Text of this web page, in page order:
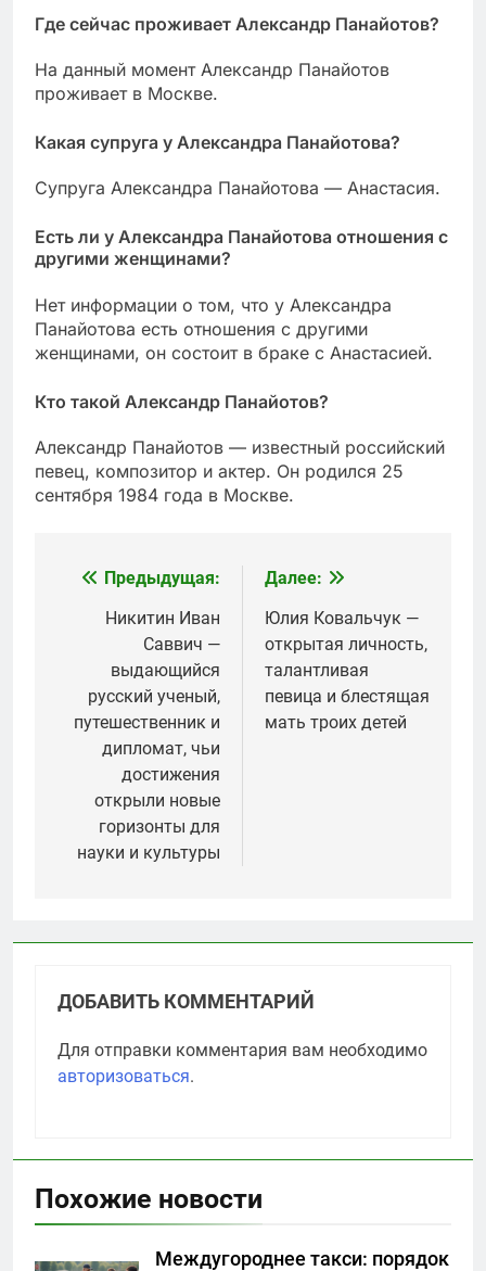
Где сейчас проживает Александр Панайотов?
На данный момент Александр Панайотов
проживает в Москве.
Какая супруга у Александра Панайотова?
Супруга Александра Панайотова — Анастасия.
Есть ли у Александра Панайотова отношения с
другими женщинами?
Нет информации о том, что у Александра
Панайотова есть отношения с другими
женщинами, он состоит в браке с Анастасией.
Кто такой Александр Панайотов?
Александр Панайотов — известный российский
певец, композитор и актер. Он родился 25
сентября 1984 года в Москве.
Навигация
записям
Предыдущая:
Никитин Иван
Саввич —
выдающийся
русский ученый,
путешественник и
дипломат, чьи
достижения
открыли новые
горизонты для
науки и культуры
Далее:
Юлия Ковальчук —
открытая личность,
талантливая
певица и блестящая
мать троих детей
ДОБАВИТЬ КОММЕНТАРИЙ
Для отправки комментария вам необходимо
авторизоваться.
Похожие новости
Междугороднее такси: порядок